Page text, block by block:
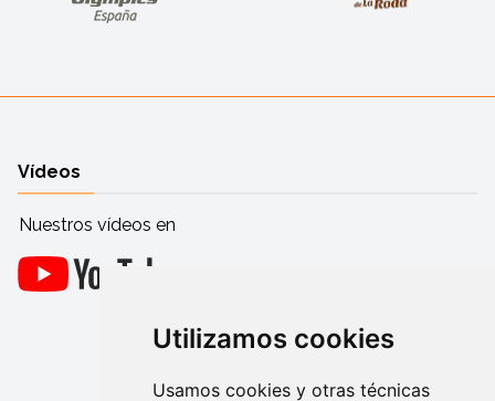
Utilizamos cookies
Usamos cookies y otras técnicas
Vídeos
Nuestros vídeos en